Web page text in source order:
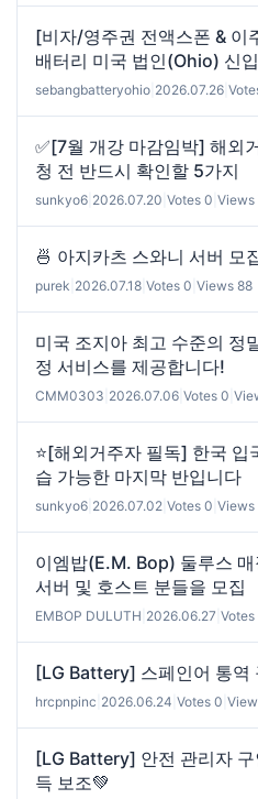
[비자/영주권 전액스폰 &
배터리 미국 법인(Ohio) 신
sebangbatteryohio 2026.07.26
✅[7월 개강 마감임박] 해외
청 전 반드시 확인할 5가지
sunkyo6 2026.07.20 Votes 0 Views
🍜 아지카츠 스와니 서버 모
purek 2026.07.18 Votes 0 Views 88
미국 조지아 최고 수준의 정
정 서비스를 제공합니다!
CMM0303 2026.07.06 Votes 0
⭐[해외거주자 필독] 한국
습 가능한 마지막 반입니다
sunkyo6 2026.07.02 Votes 0 Views
이엠밥(E.M. Bop) 둘루스
서버 및 호스트 분들을 모집
EMBOP DULUTH 2026.06.27 Votes
[LG Battery] 스페인어 통역
hrcpnpinc 2026.06.24 Votes 0
[LG Battery] 안전 관리자
득 보조💚